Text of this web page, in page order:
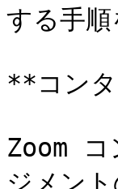
する手順
**コン
Zoom コ
ジメン